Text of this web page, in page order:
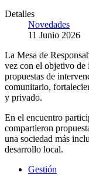
Detalles
Novedades
11 Junio 2026
La Mesa de
vez con el objetivo de
propuestas de
comunitario,
y privado.
En el encuentro
compartieron
una sociedad más
desarrollo local.
Gestión